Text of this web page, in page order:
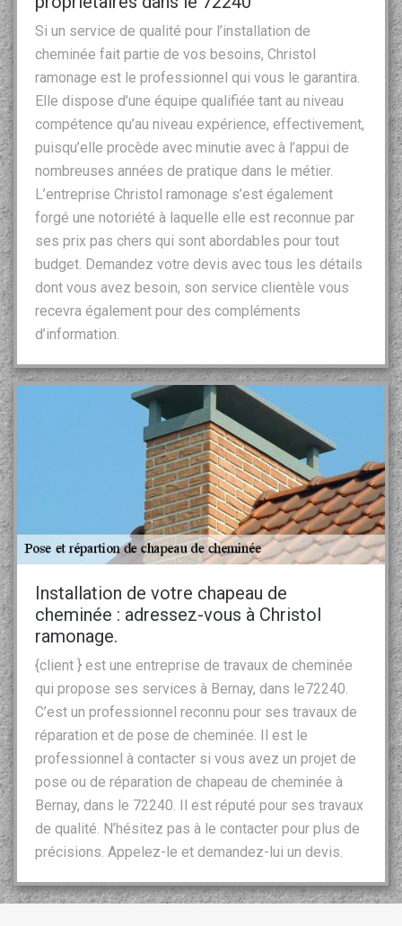
Si un service de qualité pour l’installation de
cheminée fait partie de vos besoins, Christol
ramonage est le professionnel qui vous le garantira.
Elle dispose d’une équipe qualifiée tant au niveau
compétence qu’au niveau expérience, effectivement,
puisqu’elle procède avec minutie avec à l’appui de
nombreuses années de pratique dans le métier.
L’entreprise Christol ramonage s’est également
forgé une notoriété à laquelle elle est reconnue par
ses prix pas chers qui sont abordables pour tout
budget. Demandez votre devis avec tous les détails
dont vous avez besoin, son service clientèle vous
recevra également pour des compléments
d’information.
Installation de votre chapeau de
cheminée : adressez-vous à Christol
ramonage.
{client } est une entreprise de travaux de cheminée
qui propose ses services à Bernay, dans le72240.
C’est un professionnel reconnu pour ses travaux de
réparation et de pose de cheminée. Il est le
professionnel à contacter si vous avez un projet de
pose ou de réparation de chapeau de cheminée à
Bernay, dans le 72240. Il est réputé pour ses travaux
de qualité. N’hésitez pas à le contacter pour plus de
précisions. Appelez-le et demandez-lui un devis.